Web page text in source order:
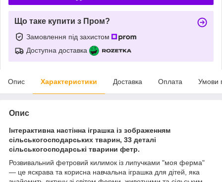
Що таке купити з Пром?
Замовлення під захистом
Доступна доставка
Опис Характеристики Доставка Оплата Умови
Опис
Інтерактивна настінна іграшка із зображенням
сільськогосподарських тварин, 33 деталі
сільськогосподарські тварини фетр.
Розвивальний фетровий килимок із липучками "моя ферма"
— це яскрава та корисна навчальна іграшка для дітей, яка